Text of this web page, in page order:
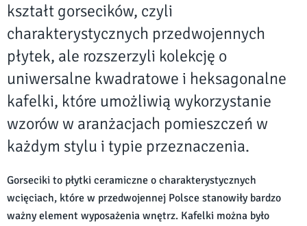
kształt gorsecików, czyli
charakterystycznych przedwojennych
płytek, ale rozszerzyli kolekcję o
uniwersalne kwadratowe i heksagonalne
kafelki, które umożliwią wykorzystanie
wzorów w aranżacjach pomieszczeń w
każdym stylu i typie przeznaczenia.
Gorseciki to płytki ceramiczne o charakterystycznych
wcięciach, które w przedwojennej Polsce stanowiły bardzo
ważny element wyposażenia wnętrz. Kafelki można było